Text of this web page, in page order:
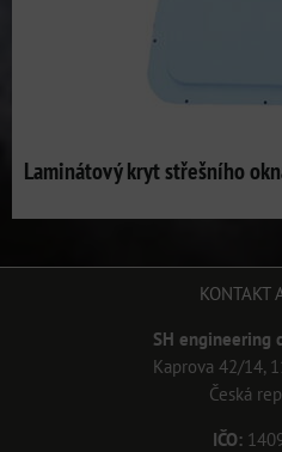
Laminátový kryt střešního
KONTAKT
SH engineering
Kaprova 42/14,
Česká
IČO: